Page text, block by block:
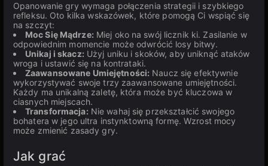
Opanowanie gry wymaga połączenia strategii i szybkiego
refleksu. Oto kilka wskazówek, które pomogą Ci wspiąć się
na szczyt:
Moc Się Mądrze: Miej oko na swój licznik ki. Zasilanie w
odpowiednim momencie może odwrócić losy bitwy.
Unikaj i skacz: Użyj uniku i skoków, aby uniknąć ataków
wroga i ustawić się na kontrataki.
Zaawansowane Umiejętności: Naucz się efektywnie
wykorzystywać swoje trzy zaawansowane umiejętności.
Każdy ma unikalną zaletę, która może być kluczowa w
ciasnych miejscach.
Transformacja: Nie wahaj się przekształcić swojego
bohatera w jego ultra instynktowną formę. Wzrost mocy
może zmienić zasady gry.
Jak grać